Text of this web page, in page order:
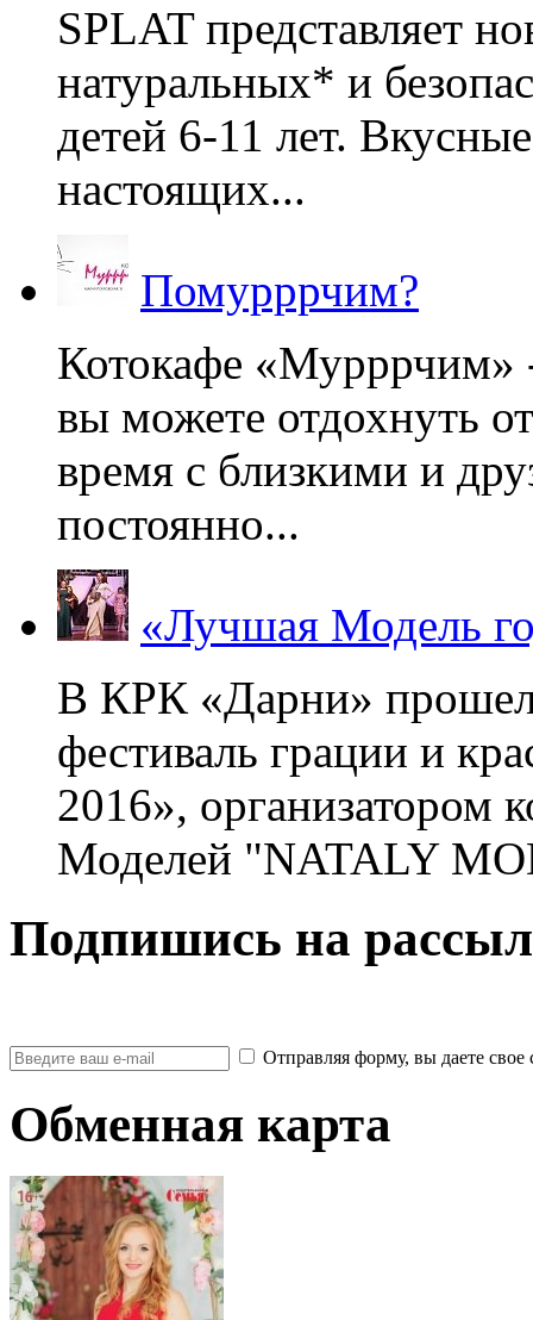
SPLAT представляет
натуральных* и
детей 6-11 лет.
настоящих...
Помурррчим?
Котокафе «Мурррчим»
вы можете отдохнуть
время с близкими и
постоянно...
«Лучшая Модель
В КРК «Дарни»
фестиваль грации и
2016», организатором
Моделей "NATALY
Подпишись на
Отправляя форму, вы даете
Обменная карта